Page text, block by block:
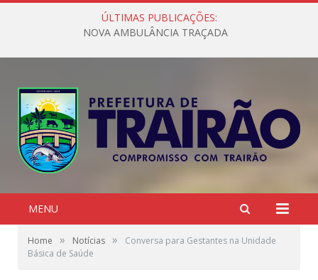
ÚLTIMAS PUBLICAÇÕES:
NOVA AMBULÂNCIA TRAÇADA
MENU
Home » Notícias »
Conversa para Gestantes na Unidade
Básica de Saúde